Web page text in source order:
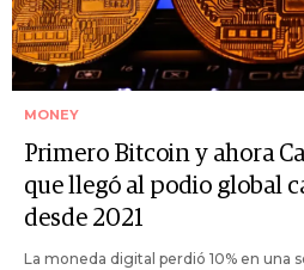
MONEY
Primero Bitcoin y ahora
que llegó al podio global
desde 2021
La moneda digital perdió 10% en una